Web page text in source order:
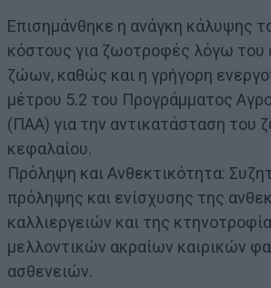
Επισημάνθηκε η ανάγκη κάλυψης
κόστους για ζωοτροφές λόγω του
ζώων, καθώς και η γρήγορη
μέτρου 5.2 του Προγράμματος
(ΠΑΑ) για την αντικατάσταση του
κεφαλαίου.
Πρόληψη και Ανθεκτικότητα:
πρόληψης και ενίσχυσης της
καλλιεργειών και της
μελλοντικών ακραίων καιρικών
ασθενειών.